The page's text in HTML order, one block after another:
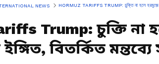
NEWS HORMUZ TARIFFS TRUMP: চুক্তি না হলে হরমুজ়ে নতুন
Trump: চুক্তি না
বিতর্কিত মন্তব্যে